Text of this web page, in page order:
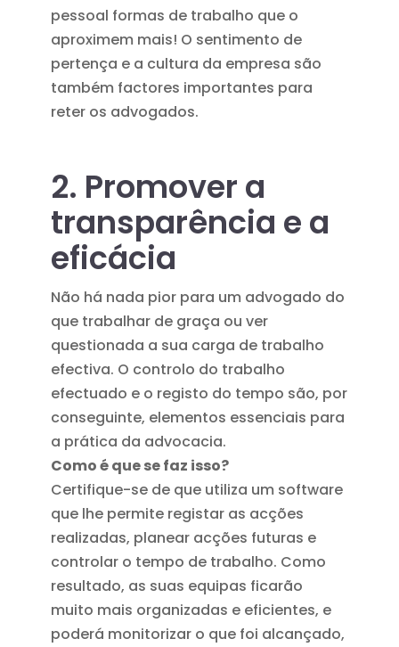
pessoal formas de trabalho que o
aproximem mais! O sentimento de
pertença e a cultura da empresa são
também factores importantes para
reter os advogados.
2. Promover a
transparência e a
eficácia
Não há nada pior para um advogado do
que trabalhar de graça ou ver
questionada a sua carga de trabalho
efectiva. O controlo do trabalho
efectuado e o registo do tempo são, por
conseguinte, elementos essenciais para
a prática da advocacia.
Como é que se faz isso?
Certifique-se de que utiliza um software
que lhe permite registar as acções
realizadas, planear acções futuras e
controlar o tempo de trabalho. Como
resultado, as suas equipas ficarão
muito mais organizadas e eficientes, e
poderá monitorizar o que foi alcançado,